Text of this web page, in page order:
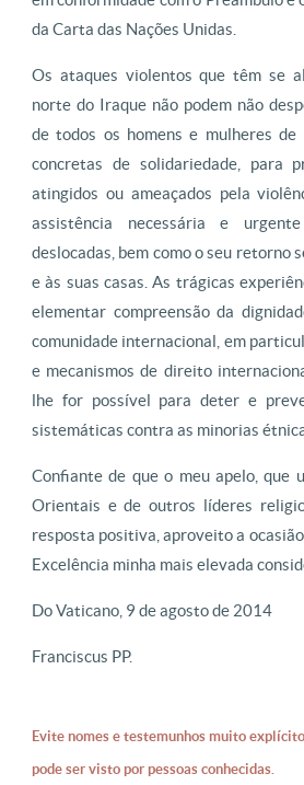
da Carta das Nações Unidas.
Os ataques violentos que têm se
norte do Iraque não podem não
de todos os homens e mulheres de
concretas de solidariedade, para
atingidos ou ameaçados pela
assistência necessária e
deslocadas, bem como o seu retorno
e às suas casas. As trágicas
elementar compreensão da
comunidade internacional, em
e mecanismos de direito
lhe for possível para deter e
sistemáticas contra as minorias
Confiante de que o meu apelo, que
Orientais e de outros líderes
resposta positiva, aproveito a
Excelência minha mais elevada
Do Vaticano, 9 de agosto de 2014
Franciscus PP.
Evite nomes e testemunhos muito
pode ser visto por pessoas conhecidas.